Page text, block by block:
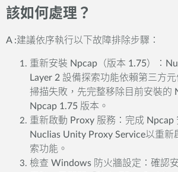
該如何處理？
A :建議依序執行以下故障排除步驟：
重新安裝 Npcap（版本 1.75）：
Layer 2 設備探索功能依賴第三方
掃描失敗，先完整移除目前安裝的
Npcap 1.75 版本。
重新啟動 Proxy 服務：完成 Npcap
Nuclias Unity Proxy Service以重新
索功能。
檢查 Windows 防火牆設定：確認